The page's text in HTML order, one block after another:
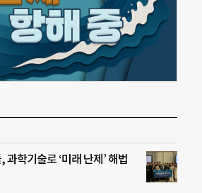
학기술로 ‘미래 난제’ 해법